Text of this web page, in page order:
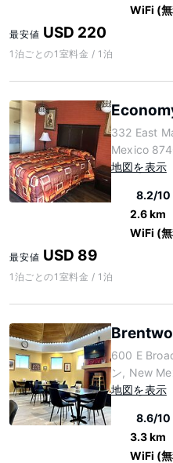
WiFi (
最安値 USD 220
1泊ごとの1室料金 / 1泊
332 East
Mexico
地図を表示
8.2/10
2.6 km
WiFi (
最安値 USD 89
1泊ごとの1室料金 / 1泊
600 E
ン, New
地図を表示
8.6/10
3.3 km
WiFi (